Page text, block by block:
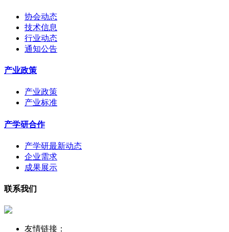
协会动态
技术信息
行业动态
通知公告
产业政策
产业政策
产业标准
产学研合作
产学研最新动态
企业需求
成果展示
联系我们
友情链接：